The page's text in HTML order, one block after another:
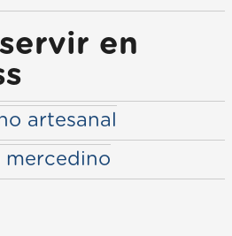
en
artesanal
mercedino